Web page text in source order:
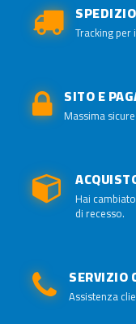
Tracking
SITO E
Massima
Hai
di recesso.
SERVIZIO
Assistenza